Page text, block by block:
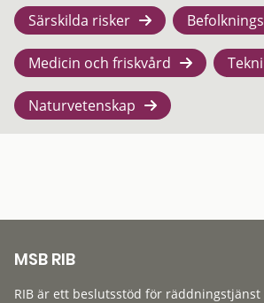
Särskilda risker
Medicin och friskvård
Naturvetenskap
MSB RIB
RIB är ett beslutsstöd för räddningstjänst